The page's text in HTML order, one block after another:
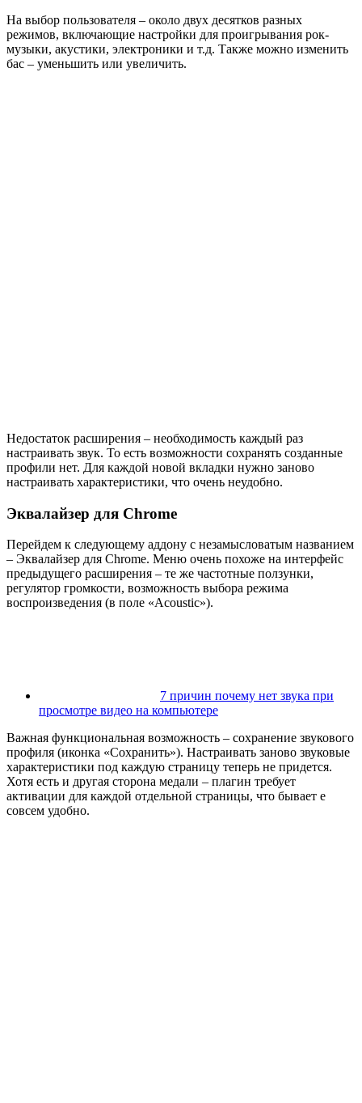
На выбор пользователя – около двух десятков разных
режимов, включающие настройки для проигрывания рок-
музыки, акустики, электроники и т.д. Также можно изменить
бас – уменьшить или увеличить.
Недостаток расширения – необходимость каждый раз
настраивать звук. То есть возможности сохранять созданные
профили нет. Для каждой новой вкладки нужно заново
настраивать характеристики, что очень неудобно.
Эквалайзер для Chrome
Перейдем к следующему аддону с незамысловатым названием
– Эквалайзер для Chrome. Меню очень похоже на интерфейс
предыдущего расширения – те же частотные ползунки,
регулятор громкости, возможность выбора режима
воспроизведения (в поле «Acoustic»).
7 причин почему нет звука при
просмотре видео на компьютере
Важная функциональная возможность – сохранение звукового
профиля (иконка «Сохранить»). Настраивать заново звуковые
характеристики под каждую страницу теперь не придется.
Хотя есть и другая сторона медали – плагин требует
активации для каждой отдельной страницы, что бывает е
совсем удобно.